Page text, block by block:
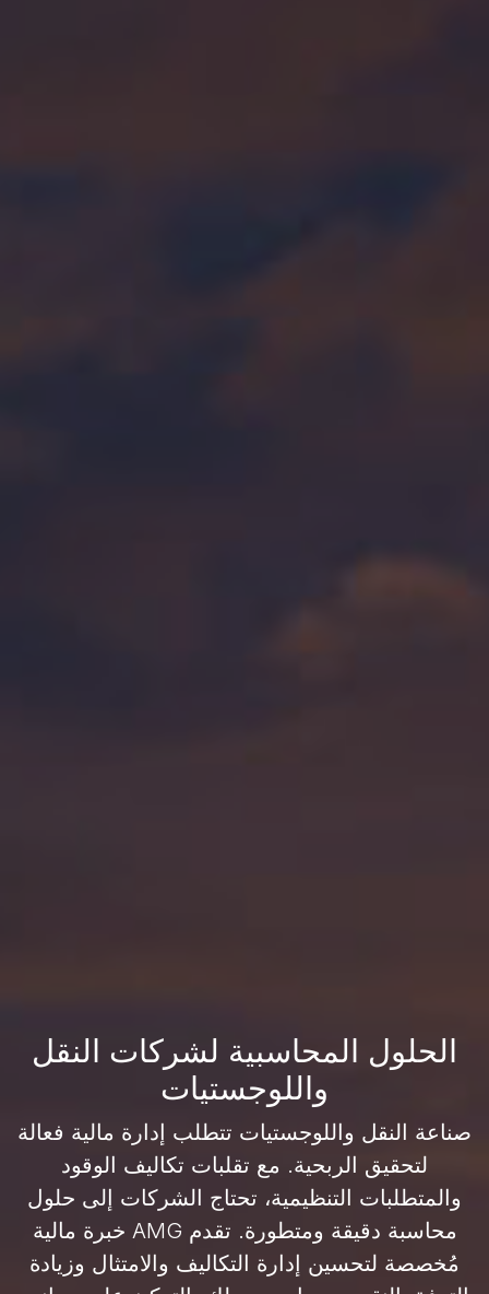
الحلول المحاسبية لشركات النقل
واللوجستيات
صناعة النقل واللوجستيات تتطلب إدارة مالية فعالة
لتحقيق الربحية. مع تقلبات تكاليف الوقود
والمتطلبات التنظيمية، تحتاج الشركات إلى حلول
محاسبة دقيقة ومتطورة. تقدم AMG خبرة مالية
مُخصصة لتحسين إدارة التكاليف والامتثال وزيادة